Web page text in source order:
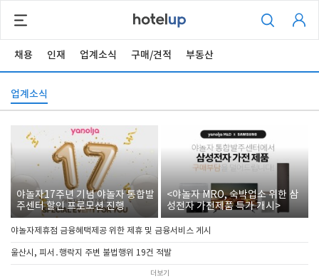
채용 인재 업계소식 구매/견적 부동산
업계소식
야놀자17주년 기념 야놀자 통합발
주센터 할인 프로모션 진행
<야놀자 MRO, 숙박업소 위한 삼
성전자 가전제품 특가 개시>
야놀자제휴점 금융혜택제공 위한 제휴 및 금융서비스 게시
울산시, 피서․행락지 주변 불법행위 19건 적발
더보기